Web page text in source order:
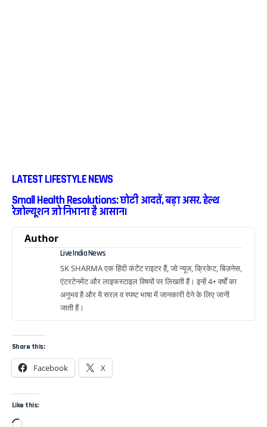
LATEST LIFESTYLE NEWS
Small Health Resolutions: छोटी आदतें, बड़ा असर. हेल्थ
रेजोल्यूशन जो निभाना है आसान।
Author
Live India News
SK SHARMA एक हिंदी कंटेंट राइटर हैं, जो न्यूज, क्रिकेट, बिज़नेस,
एंटरटेनमेंट और लाइफस्टाइल विषयों पर लिखती हैं। इन्हें 4+ वर्षों का
अनुभव है और ये सरल व स्पष्ट भाषा में जानकारी देने के लिए जानी
जाती हैं।
Share this:
Facebook X
Like this: